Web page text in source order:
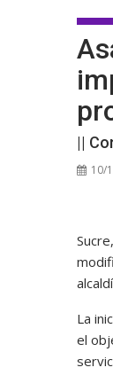
||
10/
La
el